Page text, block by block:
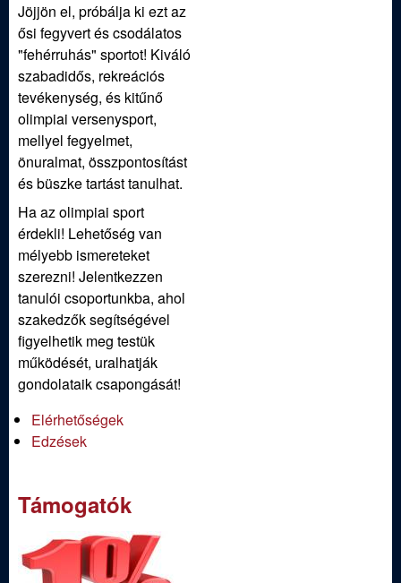
Jöjjön el, próbálja ki ezt az
ősi fegyvert és csodálatos
"fehérruhás" sportot! Kiváló
szabadidős, rekreációs
tevékenység, és kitűnő
olimpiai versenysport,
mellyel fegyelmet,
önuralmat, összpontosítást
és büszke tartást tanulhat.
Ha az olimpiai sport
érdekli! Lehetőség van
mélyebb ismereteket
szerezni! Jelentkezzen
tanulói csoportunkba, ahol
szakedzők segítségével
figyelhetik meg testük
működését, uralhatják
gondolataik csapongását!
Elérhetőségek
Edzések
Támogatók